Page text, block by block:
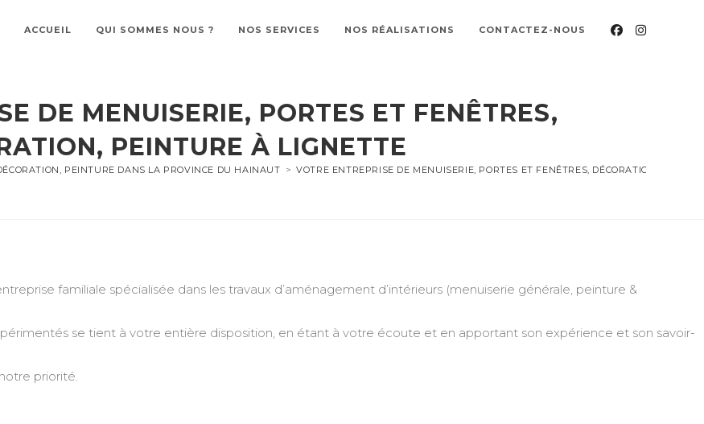
ACCUEIL QUI SOMMES NOUS ? NOS SERVICES NOS RÉALISATIONS CONTACTEZ-NOUS
DE MENUISERIE, PORTES ET FENÊTRES,
PEINTURE À LIGNETTE
PEINTURE DANS LA PROVINCE DU HAINAUT > VOTRE ENTREPRISE DE MENUISERIE, PORTES ET FENÊTRES, DÉCORATION,
familiale spécialisée dans les travaux d’aménagement d’intérieurs (menuiserie générale, peinture &
se tient à votre entière disposition, en étant à votre écoute et en apportant son expérience et son savoir-
priorité.